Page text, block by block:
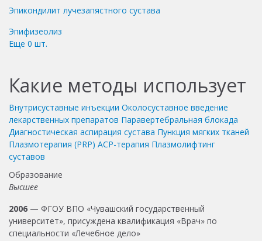
Эпикондилит лучезапястного сустава
Эпифизеолиз
Еще 0 шт.
Какие методы использует
Внутрисуставные инъекции Околосуставное введение
лекарственных препаратов Паравертебральная блокада
Диагностическая аспирация сустава Пункция мягких тканей
Плазмотерапия (PRP) ACP-терапия Плазмолифтинг
суставов
Образование
Высшее
2006 — ФГОУ ВПО «Чувашский государственный
университет», присуждена квалификация «Врач» по
специальности «Лечебное дело»